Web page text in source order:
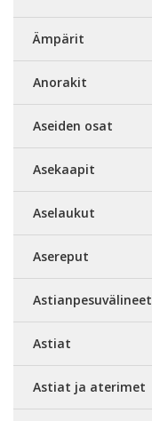
Ämpärit
Anorakit
Aseiden osat
Asekaapit
Aselaukut
Asereput
Astianpesuvälineet
Astiat
Astiat ja aterimet